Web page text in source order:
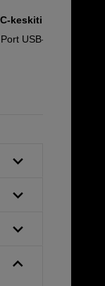
keskitin
USB-C